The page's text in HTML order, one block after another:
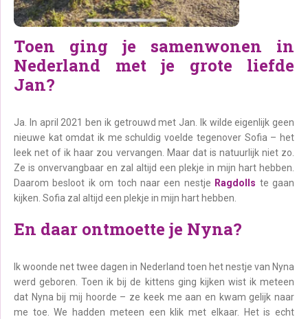
Toen ging je samenwonen in
Nederland met je grote liefde
Jan?
Ja. In april 2021 ben ik getrouwd met Jan. Ik wilde eigenlijk geen
nieuwe kat omdat ik me schuldig voelde tegenover Sofia – het
leek net of ik haar zou vervangen. Maar dat is natuurlijk niet zo.
Ze is onvervangbaar en zal altijd een plekje in mijn hart hebben.
Daarom besloot ik om toch naar een nestje Ragdolls te gaan
kijken. Sofia zal altijd een plekje in mijn hart hebben.
En daar ontmoette je Nyna?
Ik woonde net twee dagen in Nederland toen het nestje van Nyna
werd geboren. Toen ik bij de kittens ging kijken wist ik meteen
dat Nyna bij mij hoorde – ze keek me aan en kwam gelijk naar
me toe. We hadden meteen een klik met elkaar. Het is echt